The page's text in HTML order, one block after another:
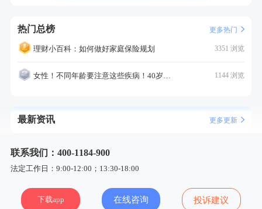
热门总榜 更多热门
理财小百科：如何做好家庭保险规划 3351 浏览
女性！不同年龄要注意这些疾病！40岁的这个疾病最需要注意！ 1144 浏览
最新资讯 更多更新
联系我们：400-1184-900
法定工作日：9:00-12:00；13:30-18:00
下载app 在线咨询 投诉建议